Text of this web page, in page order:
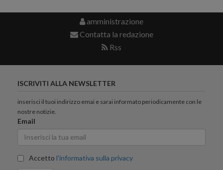
amministrazione
Contatta la redazione
Rss
ISCRIVITI ALLA NEWSLETTER
inserisci il tuoi indirizzo emai e sarai informato periodicamente con le
nostre notizie.
Email
Accetto l'informativa sulla privacy